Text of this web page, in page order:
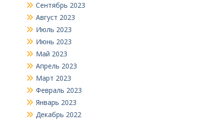
Сентябрь 2023
Август 2023
Июль 2023
Июнь 2023
Май 2023
Апрель 2023
Март 2023
Февраль 2023
Январь 2023
Декабрь 2022